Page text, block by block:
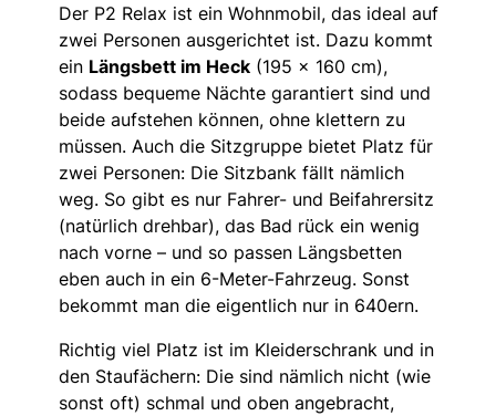
Der P2 Relax ist ein Wohnmobil, das ideal auf
zwei Personen ausgerichtet ist. Dazu kommt
ein Längsbett im Heck(195 x 160 cm),
sodass bequeme Nächte garantiert sind und
beide aufstehen können, ohne klettern zu
müssen. Auch die Sitzgruppe bietet Platz für
zwei Personen: Die Sitzbank fällt nämlich
weg. So gibt es nur Fahrer- und Beifahrersitz
(natürlich drehbar), das Bad rück ein wenig
nach vorne – und so passen Längsbetten
eben auch in ein 6-Meter-Fahrzeug. Sonst
bekommt man die eigentlich nur in 640ern.
Richtig viel Platz ist im Kleiderschrank und in
den Staufächern: Die sind nämlich nicht (wie
sonst oft) schmal und oben angebracht,